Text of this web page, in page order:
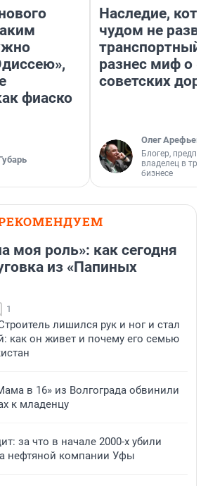
фиаско
Наследие,
чудом не
транспортный
разнес миф о
советских
Олег Арефьев
Блогер,
владелец в
бизнесе
моя роль»: как сегодня
из «Папиных
1
лишился рук и ног и стал
как он живет и почему его семью
в 16» из Волгограда обвинили
к младенцу
за что в начале 2000-х убили
нефтяной компании Уфы